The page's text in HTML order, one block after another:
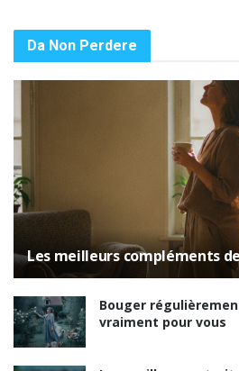
Da Non Perdere
Les meilleurs compléments
Bouger
vraiment pour vous